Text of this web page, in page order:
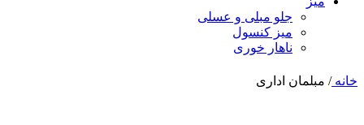
جلو مبلی و عسلی
میز کنسول
ناهار خوری
خانه/ مبلمان اداری